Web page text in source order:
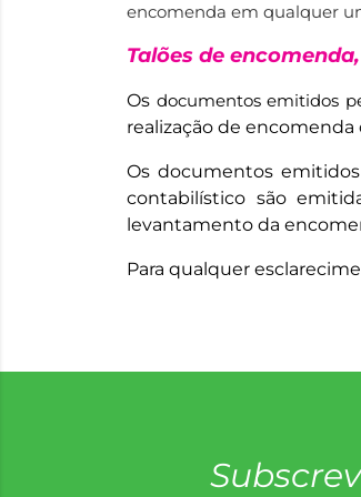
encomenda em qualquer
Talões de
Os documentos emitidos
realização de encomenda
Os documentos
contabilístico são
levantamento da
Para qualquer